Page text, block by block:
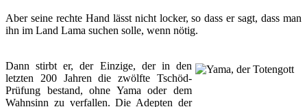
Aber seine rechte Hand lässt nicht locker, so dass er sagt, dass man
ihn im Land Lama suchen solle, wenn nötig.
Dann stirbt er, der Einzige, der in den
letzten 200 Jahren die zwölfte Tschöd-
Prüfung bestand, ohne Yama oder dem
Wahnsinn zu verfallen. Die Adepten der